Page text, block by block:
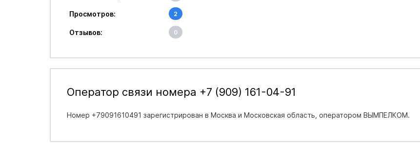
Просмотров: 2
Отзывов: 0
Оператор связи номера +7 (909) 161-04-91
Номер +79091610491 зарегистрирован в Москва и Московская область , оператором ВЫМПЕЛКОМ.